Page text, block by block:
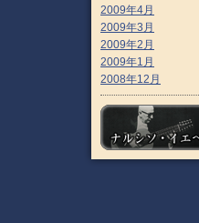
2009年4月
2009年3月
2009年2月
2009年1月
2008年12月